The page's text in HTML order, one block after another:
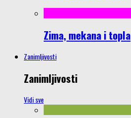
Zima, mekana i topla
Zanimljivosti
Zanimljivosti
Vidi sve